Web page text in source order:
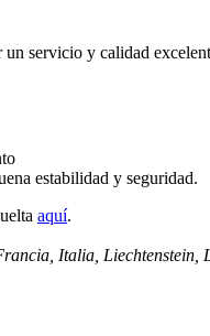
un servicio y calidad
estabilidad y seguridad.
aquí.
Italia,